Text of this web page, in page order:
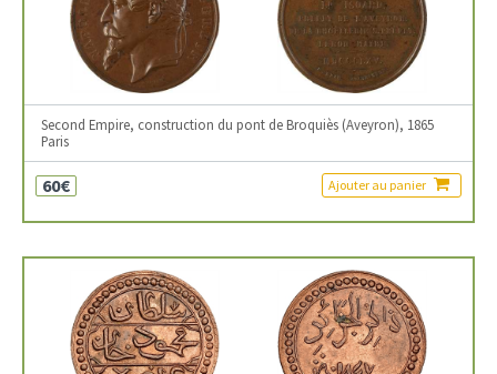
Second Empire, construction du pont de Broquiès (Aveyron), 1865
Paris
60€ Ajouter au panier